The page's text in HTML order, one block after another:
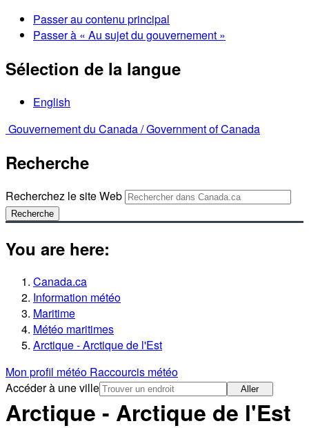
Passer au contenu principal
Passer à « Au sujet du gouvernement »
Sélection de la langue
English
Gouvernement du Canada /Government of Canada
Recherche
Recherchez le site Web
Recherche
You are here:
Canada.ca
Information météo
Maritime
Météo maritimes
Arctique - Arctique de l'Est
Mon profil météo Raccourcis météo
Accéder à une ville
Aller
Arctique - Arctique de l'Est